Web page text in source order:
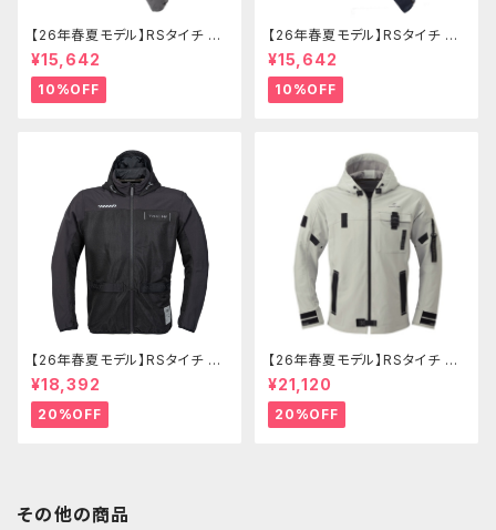
【26年春夏モデル】RSタイチ RS
Y273 コーデュラライトエアーパ
ンツ
¥15,642
10%OFF
【26年春夏モデル】RSタイチ RS
Y274 コーデュラライトデニムパ
ンツ
¥15,642
10%OFF
【26年春夏モデル】RSタイチ RS
J334 エアーフリップパーカ
¥18,392
20%OFF
【26年春夏モデル】RSタイチ RS
J335 クイックドライパーカ
¥21,120
20%OFF
その他の商品